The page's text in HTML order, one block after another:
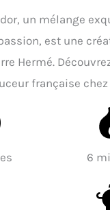
un mélange
est une
Hermé.
française chez
6